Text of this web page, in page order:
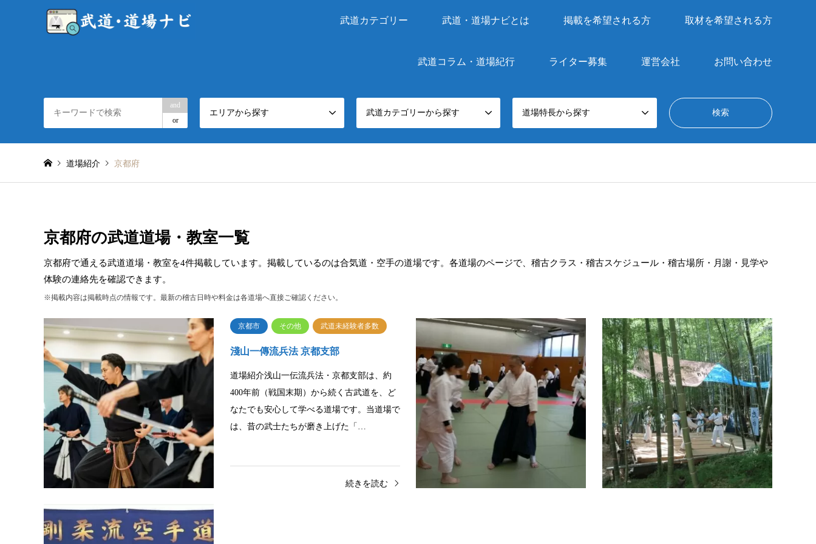
武道カテゴリー 武道・道場ナビとは 掲載を希望される方 取材を希望される方
武道コラム・道場紀行 ライター募集 運営会社 お問い合わせ
and
or
エリアから探す 武道カテゴリーから探す 道場特長から探す
道場紹介 京都府
京都府の武道道場・教室一覧
京都府で通える武道道場・教室を4件掲載しています。掲載しているのは合気道・空手の道場です。各道場のページで、稽古クラス・稽古スケジュール・稽古場所・月謝・見学や
体験の連絡先を確認できます。
※掲載内容は掲載時点の情報です。最新の稽古日時や料金は各道場へ直接ご確認ください。
京都市 その他 武道未経験者多数
淺山一傳流兵法 京都支部
道場紹介浅山一伝流兵法・京都支部は、約
400年前（戦国末期）から続く古武道を、ど
なたでも安心して学べる道場です。当道場で
は、昔の武士たちが磨き上げた「…
続きを読む
京都市 合気道 シニア多数在籍
公益財団法人 大阪合気会 京都武道セン
ター道場
道場紹介京都市左京区にある京都武道センタ
ー道場は、公益財団法人 大阪合気会所属・
公益財団法人合気会登録の正式な合気道道場
です。初心者から経験者まで、…
続きを読む